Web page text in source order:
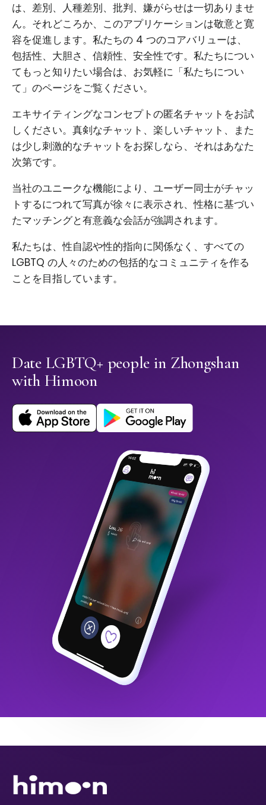
は、差別、人種差別、批判、嫌がらせは一切ありませ
ん。それどころか、このアプリケーションは敬意と寛
容を促進します。私たちの 4 つのコアバリューは、
包括性、大胆さ、信頼性、安全性です。私たちについ
てもっと知りたい場合は、お気軽に「私たちについ
て」のページをご覧ください。
エキサイティングなコンセプトの匿名チャットをお試
しください。真剣なチャット、楽しいチャット、また
は少し刺激的なチャットをお探しなら、それはあなた
次第です。
当社のユニークな機能により、ユーザー同士がチャッ
トするにつれて写真が徐々に表示され、性格に基づい
たマッチングと有意義な会話が強調されます。
私たちは、性自認や性的指向に関係なく、すべての
LGBTQ の人々のための包括的なコミュニティを作る
ことを目指しています。
Date LGBTQ+ people in Zhongshan
with Himoon